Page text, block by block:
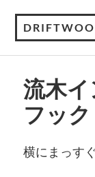
流木
フッ
横にまっす